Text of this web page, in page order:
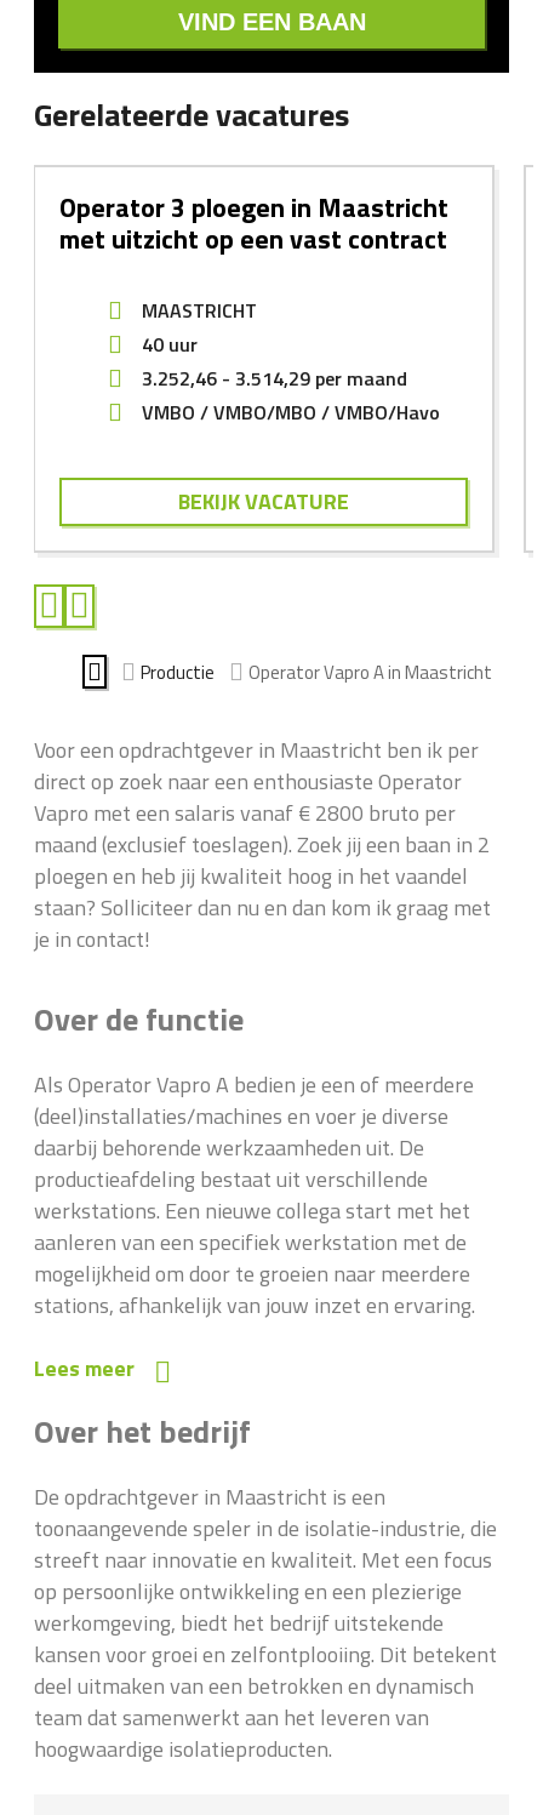
VIND EEN BAAN
Gerelateerde vacatures
Operator 3 ploegen in Maastricht
met uitzicht op een vast contract
MAASTRICHT
40 uur
3.252,46 - 3.514,29 per maand
VMBO
VMBO/MBO VMBO/Havo
BEKIJK VACATURE
Productie Operator Vapro A in Maastricht
Voor een opdrachtgever in Maastricht ben ik per
direct op zoek naar een enthousiaste Operator
Vapro met een salaris vanaf € 2800 bruto per
maand (exclusief toeslagen). Zoek jij een baan in 2
ploegen en heb jij kwaliteit hoog in het vaandel
staan? Solliciteer dan nu en dan kom ik graag met
je in contact!
Over de functie
Als Operator Vapro A bedien je een of meerdere
(deel)installaties/machines en voer je diverse
daarbij behorende werkzaamheden uit. De
productieafdeling bestaat uit verschillende
werkstations. Een nieuwe collega start met het
aanleren van een specifiek werkstation met de
mogelijkheid om door te groeien naar meerdere
stations, afhankelijk van jouw inzet en ervaring.
Lees meer
Over het bedrijf
De opdrachtgever in Maastricht is een
toonaangevende speler in de isolatie-industrie, die
streeft naar innovatie en kwaliteit. Met een focus
op persoonlijke ontwikkeling en een plezierige
werkomgeving, biedt het bedrijf uitstekende
kansen voor groei en zelfontplooiing. Dit betekent
deel uitmaken van een betrokken en dynamisch
team dat samenwerkt aan het leveren van
hoogwaardige isolatieproducten.